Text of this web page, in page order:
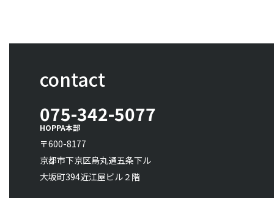
contact
075-342-5077
HOPPA本部
〒600-8177
京都市下京区烏丸通五条下ル
大坂町394近江屋ビル２階